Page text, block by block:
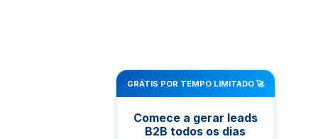
GRÁTIS POR TEMPO LIMITADO 🚀
Comece a gerar leads
B2B todos os dias